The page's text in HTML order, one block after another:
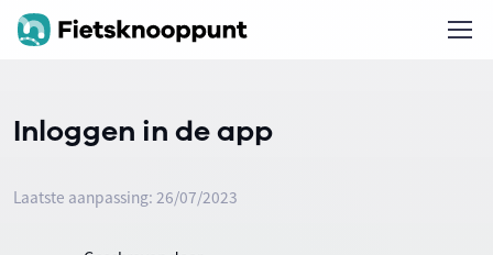
Inloggen in de app
Laatste aanpassing: 26/07/2023